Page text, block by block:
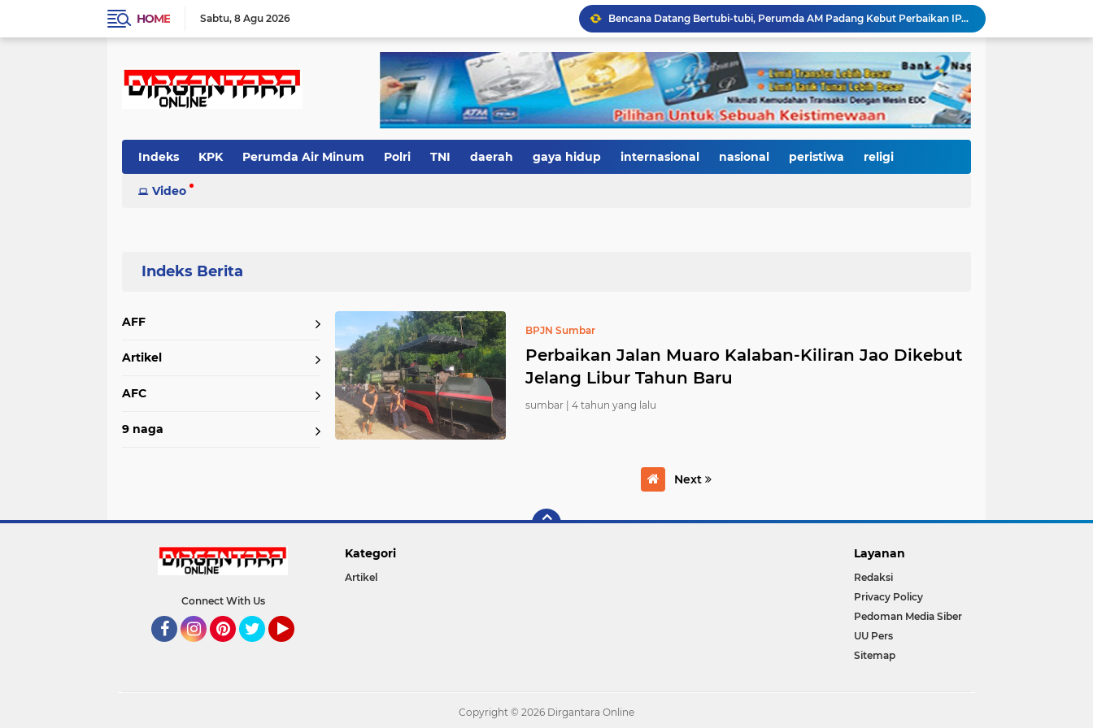
HOME Sabtu 8 Agu 2026
Bencana Datang Bertubi-tubi, Perumda AM Padang Kebut Perbaikan IPA Gunung Pangilun, Ditarget Tuntas Akhir Agustus
Mata Jeli HJK 357: Warga Padang Diajak Jadi Pengawas Kebersihan, Kemeriahan HJK Harus Tetap Rancak dan Bersih
Padang Gastronomy Market Hari Kedua: Surga Kuliner Tradisional di Kota Tua, UMKM Lokal Banjir Apresiasi
Gowes Siti Nurbaya Jadi Magnet Pesepeda Luar Daerah, HJK ke-357 Padang Makin Meriah
Tanam Pohon di Tepian Batang Arau, Padang dan Hildesheim Teguhkan Persahabatan Menuju Kota Global
Pasca Banjir, PUPR Padang Bergerak Cepat: Tanggul Lapau Munggu Diperbaiki, Sungkai dan SMPN 41 Dibersihkan
Dugaan Kekerasan PJU Polda Sumbar terhadap Sopir Disorot, Miko Kamal: Jangan Ada Kekebalan Hukum bagi Aparat
Indeks KPK Perumda Air Minum Polri TNI daerah gaya hidup internasional nasional peristiwa religi
Video
AFF
Artikel
AFC
9 naga
BPJN Sumbar
Perbaikan Jalan Muaro Kalaban-Kiliran Jao Dikebut
Jelang Libur Tahun Baru
sumbar | 4 tahun yang lalu
Next
Connect With Us
Kategori
Artikel
Layanan
Redaksi
Privacy Policy
Pedoman Media Siber
UU Pers
Sitemap
Copyright © 2026 Dirgantara Online